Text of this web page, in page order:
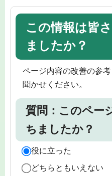
この情報は皆
ましたか？
ページ内容の改善の参
聞かせください。
質問：このペー
ちましたか？
役に立った
どちらともいえない